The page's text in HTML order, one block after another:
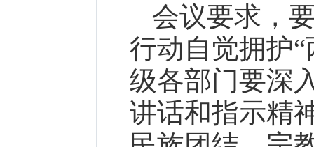
会议要求，
行动自觉拥护
级各部门要深
讲话和指示精